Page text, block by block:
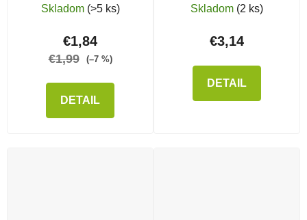
Skladom (>5 ks)
€1,84
€1,99 (–7 %)
DETAIL
Rings
Skladom (2 ks)
€3,14
DETAIL